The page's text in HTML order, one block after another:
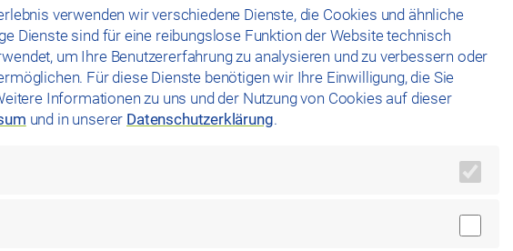
verwenden wir verschiedene Dienste, die Cookies und ähnliche
Dienste sind für eine reibungslose Funktion der Website technisch
um Ihre Benutzererfahrung zu analysieren und zu verbessern oder
Für diese Dienste benötigen wir Ihre Einwilligung, die Sie
Informationen zu uns und der Nutzung von Cookies auf dieser
und in unserer Datenschutzerklärung.